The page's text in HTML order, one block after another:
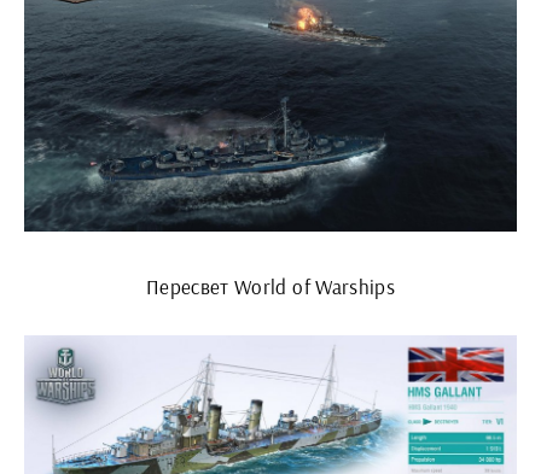
Пересвет World of Warships